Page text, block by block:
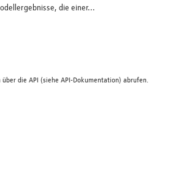
die einer...
über die API (siehe API-Dokumentation) abrufen.